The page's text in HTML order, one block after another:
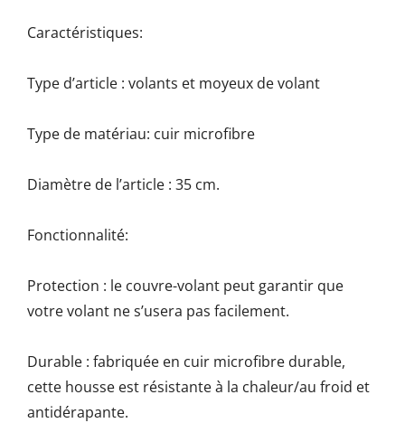
Caractéristiques:
Type d’article : volants et moyeux de volant
Type de matériau: cuir microfibre
Diamètre de l’article : 35 cm.
Fonctionnalité:
Protection : le couvre-volant peut garantir que
votre volant ne s’usera pas facilement.
Durable : fabriquée en cuir microfibre durable,
cette housse est résistante à la chaleur/au froid et
antidérapante.